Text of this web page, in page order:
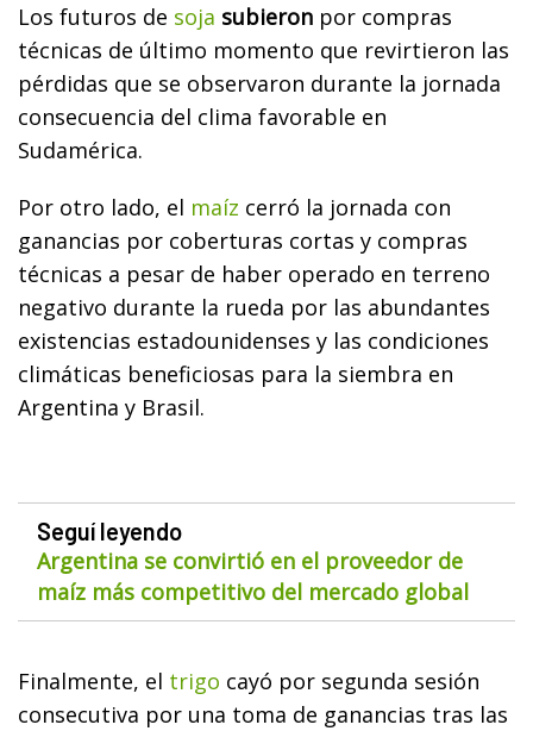
Los futuros de soja subieron por compras
técnicas de último momento que revirtieron las
pérdidas que se observaron durante la jornada
consecuencia del clima favorable en
Sudamérica.
Por otro lado, el maíz cerró la jornada con
ganancias por coberturas cortas y compras
técnicas a pesar de haber operado en terreno
negativo durante la rueda por las abundantes
existencias estadounidenses y las condiciones
climáticas beneficiosas para la siembra en
Argentina y Brasil.
Seguí leyendo
Argentina se convirtió en el proveedor de
maíz más competitivo del mercado global
Finalmente, el trigo cayó por segunda sesión
consecutiva por una toma de ganancias tras las